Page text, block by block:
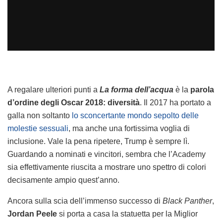
A regalare ulteriori punti a La forma dell’acqua è la parola
d’ordine degli Oscar 2018: diversità. Il 2017 ha portato a
galla non soltanto lo sconcertante mondo sepolto delle
molestie sessuali, ma anche una fortissima voglia di
inclusione. Vale la pena ripetere, Trump è sempre lì.
Guardando a nominati e vincitori, sembra che l’Academy
sia effettivamente riuscita a mostrare uno spettro di colori
decisamente ampio quest’anno.
Ancora sulla scia dell’immenso successo di Black Panther,
Jordan Peele si porta a casa la statuetta per la Miglior